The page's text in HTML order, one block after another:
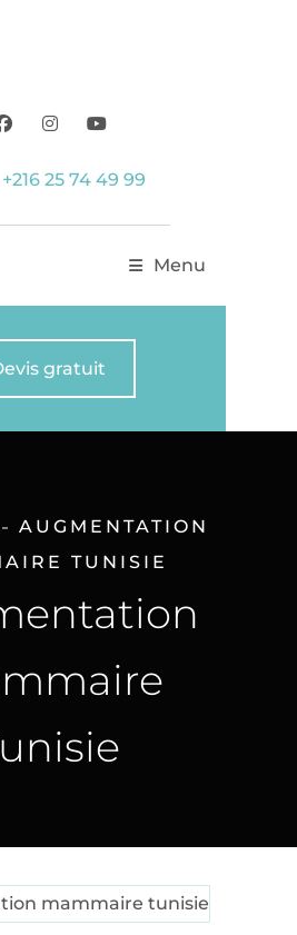
+216 25 74 49 99
Menu
gratuit
AUGMENTATION
TUNISIE